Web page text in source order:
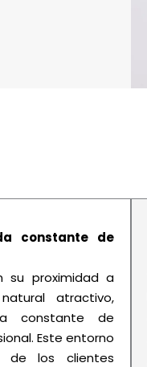
constante de
su proximidad a
atractivo,
constante de
Este entorno
de los clientes